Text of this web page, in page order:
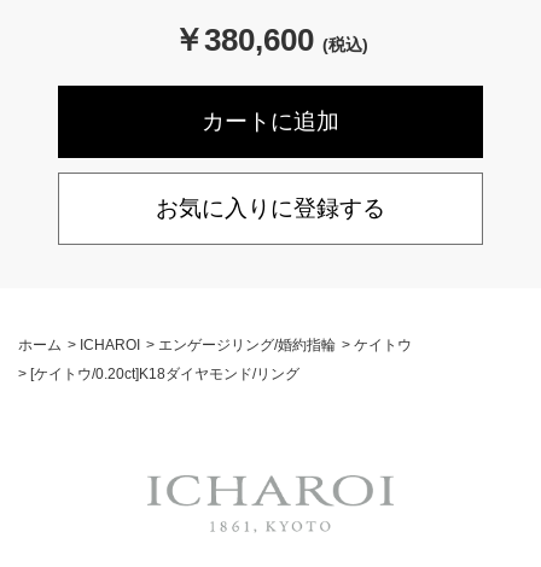
￥380,600 (税込)
お気に入りに登録する
ホーム > ICHAROI > エンゲージリング/婚約指輪 > ケイトウ
> [ケイトウ/0.20ct]K18ダイヤモンド/リング